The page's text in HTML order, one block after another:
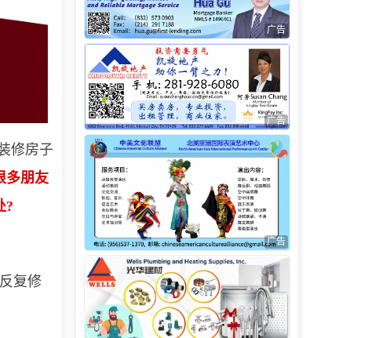
修房子
多朋友
?
复修
广告
广告
广告